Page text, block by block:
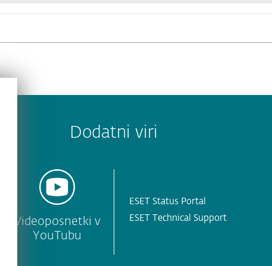
Dodatni viri
Videoposnetki v
YouTubu
ESET Status Portal
ESET Technical Support